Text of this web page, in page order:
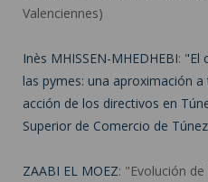
Valenciennes)
Inès MHISSEN-MHEDHEBI: "El
las pymes: una aproximación
acción de los directivos en
Superior de Comercio de
ZAABI EL MOEZ: "Evolución